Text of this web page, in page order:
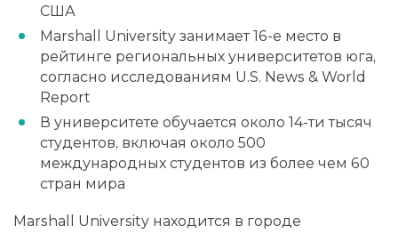
США
Marshall University занимает 16-е место в
рейтинге региональных университетов юга,
согласно исследованиям U.S. News & World
Report
В университете обучается около 14-ти тысяч
студентов, включая около 500
международных студентов из более чем 60
стран мира
Marshall University находится в городе